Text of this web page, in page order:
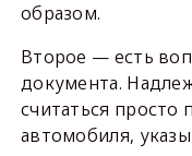
образом.
Второе — есть
документа.
считаться
автомобиля,